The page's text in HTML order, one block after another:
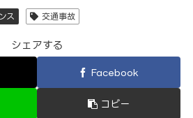
ス 交通事故
シェアする
Facebook
コピー